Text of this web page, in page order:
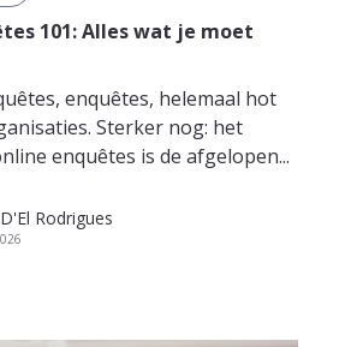
101: Alles wat je moet
enquêtes, helemaal hot
Sterker nog: het
enquêtes is de afgelopen...
Rodrigues